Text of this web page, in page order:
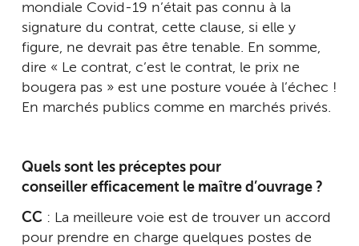
mondiale Covid-19 n’était pas connu à la
signature du contrat, cette clause, si elle y
figure, ne devrait pas être tenable. En somme,
dire « Le contrat, c’est le contrat, le prix ne
bougera pas » est une posture vouée à l’échec !
En marchés publics comme en marchés privés.
Quels sont les préceptes pour
conseiller efficacement le maître d’ouvrage ?
CC : La meilleure voie est de trouver un accord
pour prendre en charge quelques postes de